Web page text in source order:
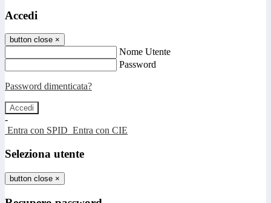
Accedi
button close ×
Nome Utente
Password
Password dimenticata?
-
Entra con SPID Entra con CIE
Seleziona utente
button close ×